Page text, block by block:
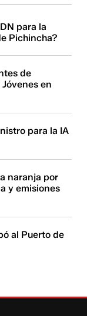
para la
Pichincha?
de
en
para la IA
naranja por
y emisiones
al Puerto de